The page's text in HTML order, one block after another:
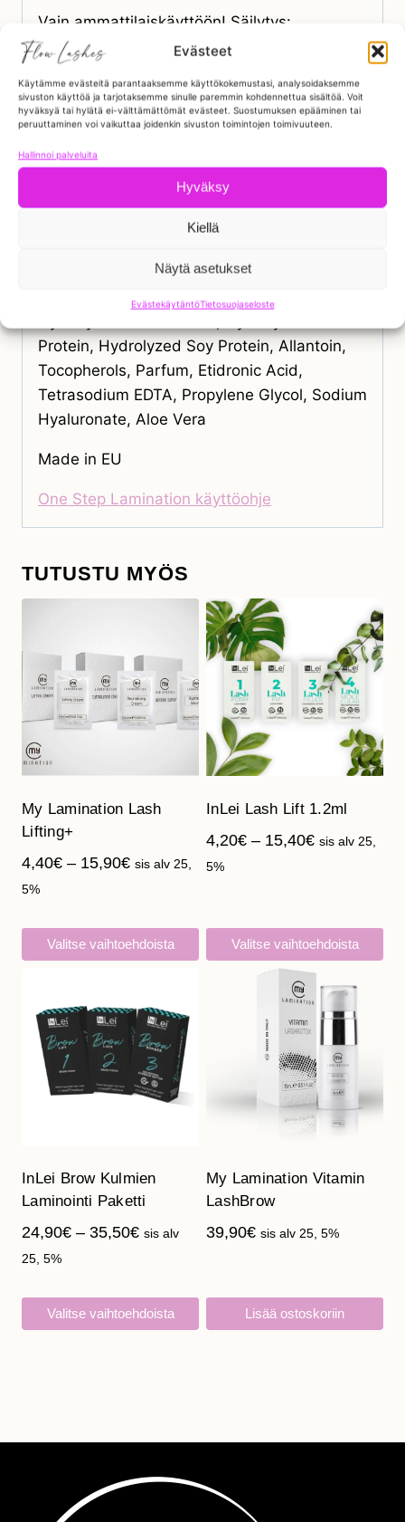
Evästeet
Käytämme evästeitä parantaaksemme käyttökokemustasi, analysoidaksemme
sivuston käyttöä ja tarjotaksemme sinulle paremmin kohdennettua sisältöä. Voit
hyväksyä tai hylätä ei-välttämättömät evästeet. Suostumuksen epääminen tai
peruuttaminen voi vaikuttaa joidenkin sivuston toimintojen toimivuuteen.
Hallinnoi palveluita
Hyväksy
Kiellä
Näytä asetukset
EvästekäytäntöTietosuojaseloste
Vain ammattilaiskäyttöön! Säilytys:
Huoneenlämmössä, suojassa suorasta
auringonvalosta.
Säilyy 6kk.
Ingredient: Aqua, Ammonium Thioglycolate,
Ammonium Hydroxide, Ethanolamine,
Sodium Sulfite, Macadamia Oil,
Polyquaternium-6, Ethylhexylglycerin,
Cysteine, Panthenol, Cetrimonium Chloride,
Protein, Hydrolyzed Soy Protein, Allantoin,
Tocopherols, Parfum, Etidronic Acid,
Tetrasodium EDTA, Propylene Glycol, Sodium
Hyaluronate, Aloe Vera
Made in EU
One Step Lamination käyttöohje
TUTUSTU MYÖS
My Lamination Lash
Lifting+
4,40€ – 15,90€Hintaluokka:
15,90€
sis alv 25,
5%
Valitse vaihtoehdoista
on
useampi
muunnelma.
sivulla.
InLei Lash Lift 1.2ml
4,20€ – 15,40€Hintaluokka:
sis alv 25,
5%
Valitse vaihtoehdoista
useampi
muunnelma.
sivulla.
InLei Brow Kulmien
Laminointi Paketti
24,90€ – 35,50€Hintaluokka:
35,50€
sis alv
25, 5%
Valitse vaihtoehdoista
muunnelma.
valinnat
My Lamination Vitamin
LashBrow
39,90€ sis alv 25, 5%
Lisää ostoskoriin